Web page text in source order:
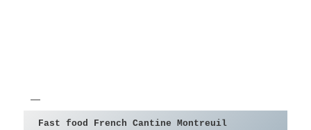
Fast food French Cantine Montreuil